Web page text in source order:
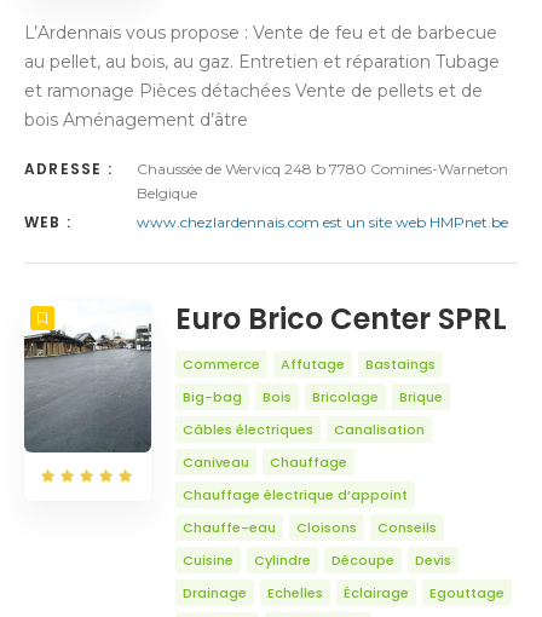
L’Ardennais vous propose : Vente de feu et de barbecue
au pellet, au bois, au gaz. Entretien et réparation Tubage
et ramonage Pièces détachées Vente de pellets et de
bois Aménagement d’âtre
ADRESSE :
Chaussée de Wervicq 248 b 7780 Comines-Warneton
Belgique
WEB : www.chezlardennais.com est un site web HMPnet.be
Euro Brico Center SPRL
Commerce Affutage
Bastaings
Big-bag
Bois Bricolage
Brique
Câbles électriques
Canalisation
Caniveau
Chauffage
Chauffage électrique d’appoint
Chauffe-eau
Cloisons
Conseils
Cuisine
Cylindre Découpe
Devis
Drainage
Echelles Éclairage
Egouttage